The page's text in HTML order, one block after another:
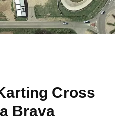
Cross
Brava